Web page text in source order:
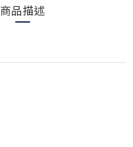
商品描述